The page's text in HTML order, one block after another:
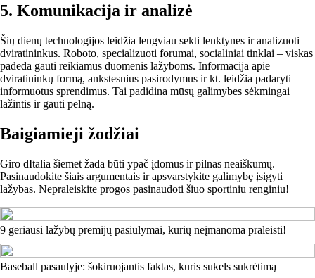
5. Komunikacija ir analizė
Šių dienų technologijos leidžia lengviau sekti lenktynes ir analizuoti
dviratininkus. Roboto, specializuoti forumai, socialiniai tinklai – viskas
padeda gauti reikiamus duomenis lažyboms. Informacija apie
dviratininkų formą, ankstesnius pasirodymus ir kt. leidžia padaryti
informuotus sprendimus. Tai padidina mūsų galimybes sėkmingai
lažintis ir gauti pelną.
Baigiamieji žodžiai
Giro dItalia šiemet žada būti ypač įdomus ir pilnas neaiškumų.
Pasinaudokite šiais argumentais ir apsvarstykite galimybę įsigyti
lažybas. Nepraleiskite progos pasinaudoti šiuo sportiniu renginiu!
9 geriausi lažybų premijų pasiūlymai, kurių neįmanoma praleisti!
Baseball pasaulyje: šokiruojantis faktas, kuris sukels sukrėtimą